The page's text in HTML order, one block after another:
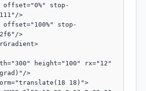
>
>
>